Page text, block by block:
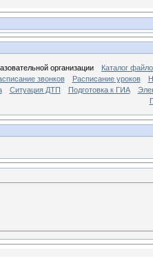
организации
Каталог
звонков Расписание уроков
Ситуация ДТП Подготовка к ГИА